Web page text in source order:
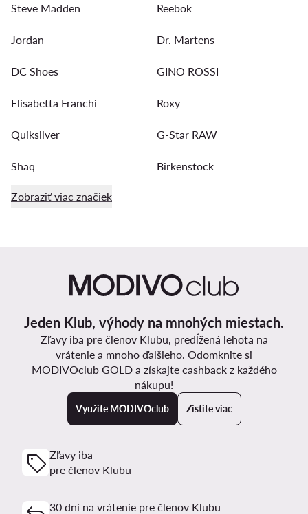
Steve Madden Reebok
Jordan Dr. Martens
DC Shoes GINO ROSSI
Elisabetta Franchi Roxy
Quiksilver G-Star RAW
Shaq Birkenstock
Zobraziť viac značiek
Jeden Klub, výhody na mnohých miestach.
Zľavy iba pre členov Klubu, predĺžená lehota na
vrátenie a mnoho ďalšieho. Odomknite si
MODIVOclub GOLD a získajte cashback z každého
nákupu!
Využite MODIVOclub Zistite viac
Zľavy iba
pre členov Klubu
30 dní na vrátenie pre členov Klubu